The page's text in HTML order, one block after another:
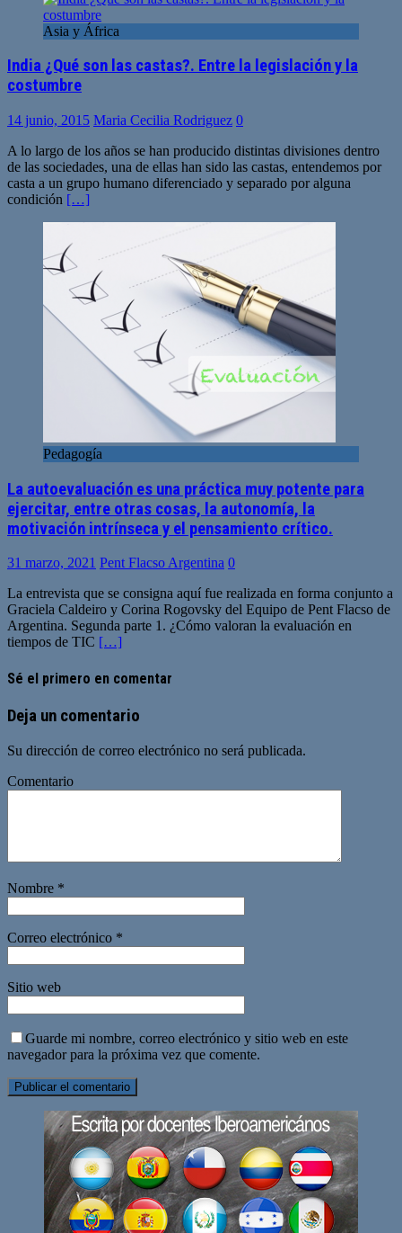
Asia y África
India ¿Qué son las castas?. Entre la legislación y la
costumbre
14 junio, 2015 Maria Cecilia Rodriguez 0
A lo largo de los años se han producido distintas divisiones dentro
de las sociedades, una de ellas han sido las castas, entendemos por
casta a un grupo humano diferenciado y separado por alguna
condición […]
Pedagogía
La autoevaluación es una práctica muy potente para
ejercitar, entre otras cosas, la autonomía, la
motivación intrínseca y el pensamiento crítico.
31 marzo, 2021 Pent Flacso Argentina 0
La entrevista que se consigna aquí fue realizada en forma conjunto a
Graciela Caldeiro y Corina Rogovsky del Equipo de Pent Flacso de
Argentina. Segunda parte 1. ¿Cómo valoran la evaluación en
tiempos de TIC […]
Sé el primero en comentar
Deja un comentario
Su dirección de correo electrónico no será publicada.
Comentario
Nombre *
Correo electrónico *
Sitio web
Guarde mi nombre, correo electrónico y sitio web en este
navegador para la próxima vez que comente.